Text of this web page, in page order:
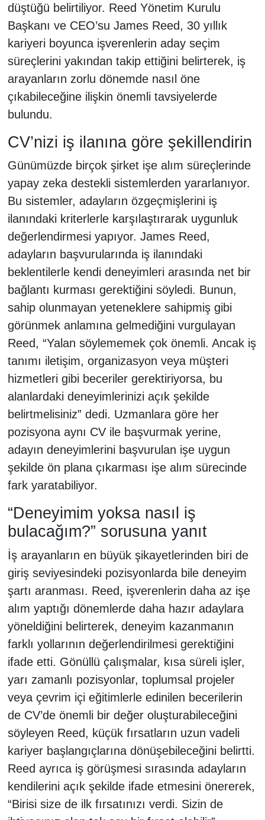
düştüğü belirtiliyor. Reed Yönetim Kurulu
Başkanı ve CEO’su James Reed, 30 yıllık
kariyeri boyunca işverenlerin aday seçim
süreçlerini yakından takip ettiğini belirterek, iş
arayanların zorlu dönemde nasıl öne
çıkabileceğine ilişkin önemli tavsiyelerde
bulundu.
CV’nizi iş ilanına göre şekillendirin
Günümüzde birçok şirket işe alım süreçlerinde
yapay zeka destekli sistemlerden yararlanıyor.
Bu sistemler, adayların özgeçmişlerini iş
ilanındaki kriterlerle karşılaştırarak uygunluk
değerlendirmesi yapıyor. James Reed,
adayların başvurularında iş ilanındaki
beklentilerle kendi deneyimleri arasında net bir
bağlantı kurması gerektiğini söyledi. Bunun,
sahip olunmayan yeteneklere sahipmiş gibi
görünmek anlamına gelmediğini vurgulayan
Reed, “Yalan söylememek çok önemli. Ancak iş
tanımı iletişim, organizasyon veya müşteri
hizmetleri gibi beceriler gerektiriyorsa, bu
alanlardaki deneyimlerinizi açık şekilde
belirtmelisiniz” dedi. Uzmanlara göre her
pozisyona aynı CV ile başvurmak yerine,
adayın deneyimlerini başvurulan işe uygun
şekilde ön plana çıkarması işe alım sürecinde
fark yaratabiliyor.
“Deneyimim yoksa nasıl iş
bulacağım?” sorusuna yanıt
İş arayanların en büyük şikayetlerinden biri de
giriş seviyesindeki pozisyonlarda bile deneyim
şartı aranması. Reed, işverenlerin daha az işe
alım yaptığı dönemlerde daha hazır adaylara
yöneldiğini belirterek, deneyim kazanmanın
farklı yollarının değerlendirilmesi gerektiğini
ifade etti. Gönüllü çalışmalar, kısa süreli işler,
yarı zamanlı pozisyonlar, toplumsal projeler
veya çevrim içi eğitimlerle edinilen becerilerin
de CV’de önemli bir değer oluşturabileceğini
söyleyen Reed, küçük fırsatların uzun vadeli
kariyer başlangıçlarına dönüşebileceğini belirtti.
Reed ayrıca iş görüşmesi sırasında adayların
kendilerini açık şekilde ifade etmesini önererek,
“Birisi size de ilk fırsatınızı verdi. Sizin de